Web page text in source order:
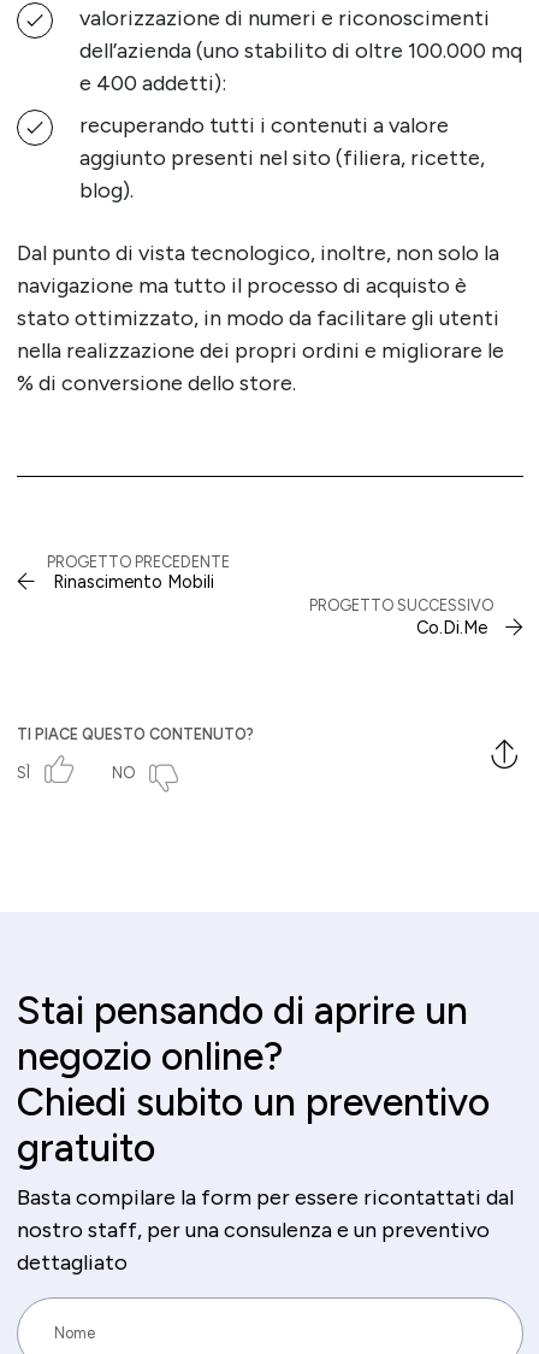
valorizzazione di numeri e riconoscimenti
dell’azienda (uno stabilito di oltre 100.000 mq
e 400 addetti):
recuperando tutti i contenuti a valore
aggiunto presenti nel sito (filiera, ricette,
blog).
Dal punto di vista tecnologico, inoltre, non solo la
navigazione ma tutto il processo di acquisto è
stato ottimizzato, in modo da facilitare gli utenti
nella realizzazione dei propri ordini e migliorare le
% di conversione dello store.
PROGETTO PRECEDENTE
Rinascimento Mobili
PROGETTO SUCCESSIVO
Co.Di.Me
TI PIACE QUESTO CONTENUTO?
SÌ NO
Stai pensando di aprire un
negozio online?
Chiedi subito un preventivo
gratuito
Basta compilare la form per essere ricontattati dal
nostro staff, per una consulenza e un preventivo
dettagliato